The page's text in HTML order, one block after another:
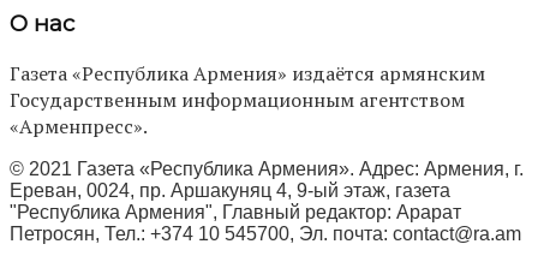
О нас
Газета «Республика Армения» издаётся армянским
Государственным информационным агентством
«Арменпресс».
© 2021 Газета «Республика Армения». Адрес: Армения, г.
Ереван, 0024, пр. Аршакуняц 4, 9-ый этаж, газета
"Республика Армения", Главный редактор: Арарат
Петросян, Тел.: +374 10 545700, Эл. почта: contact@ra.am